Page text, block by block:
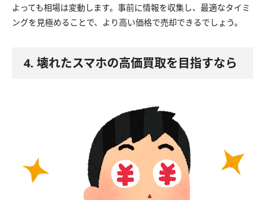
よっても相場は変動します。事前に情報を収集し、最適なタイミ
ングを見極めることで、より高い価格で売却できるでしょう。
4. 壊れたスマホの高価買取を目指すなら